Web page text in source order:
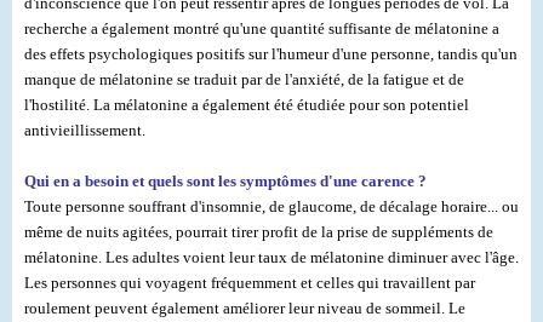
recherche a également montré qu'une quantité suffisante de mélatonine a
des effets psychologiques positifs sur l'humeur d'une personne, tandis qu'un
manque de mélatonine se traduit par de l'anxiété, de la fatigue et de
l'hostilité. La mélatonine a également été étudiée pour son potentiel
antivieillissement.
Qui en a besoin et quels sont les symptômes d'une carence ?
Toute personne souffrant d'insomnie, de glaucome, de décalage horaire... ou
même de nuits agitées, pourrait tirer profit de la prise de suppléments de
mélatonine. Les adultes voient leur taux de mélatonine diminuer avec l'âge.
Les personnes qui voyagent fréquemment et celles qui travaillent par
roulement peuvent également améliorer leur niveau de sommeil. Le